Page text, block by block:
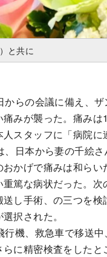
と共に
らの会議に備え、
みが襲った。痛み
スタッフに「病院
日本から妻の千絵さ
かげで痛みは和らい
重篤な病状だった。
し手術、の三つを
択された。
機、救急車で移送
に精密検査をした